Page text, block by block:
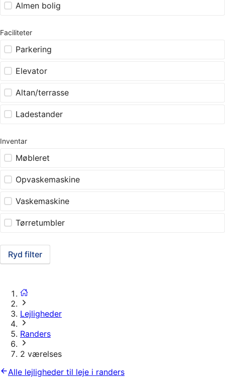
Almen bolig
Faciliteter
Parkering
Elevator
Altan/terrasse
Ladestander
Inventar
Møbleret
Opvaskemaskine
Vaskemaskine
Tørretumbler
Ryd filter
Lejligheder
Randers
2 værelses
Alle lejligheder til leje i randers